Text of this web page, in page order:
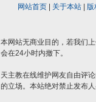
网站首页| 关于本站| 版
本网站无商业目的，若我们
会在24小时内撤下。
天主教在线维护网友自由评
的立场。本站绝对禁止发布